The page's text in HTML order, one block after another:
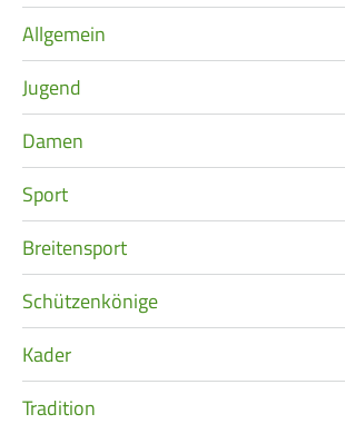
Allgemein
Jugend
Damen
Sport
Breitensport
Schützenkönige
Kader
Tradition